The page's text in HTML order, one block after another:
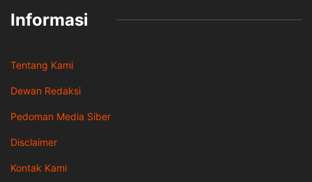
Informasi
Tentang Kami
Dewan Redaksi
Pedoman Media Siber
Disclaimer
Kontak Kami